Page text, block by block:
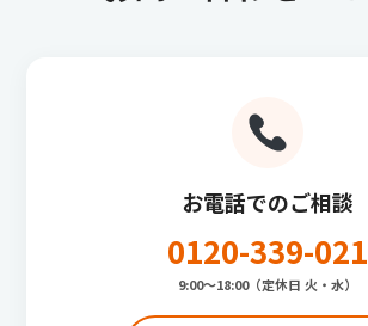
お電話でのご相談
0120-339-021
9:00〜18:00（定休日 火・水）